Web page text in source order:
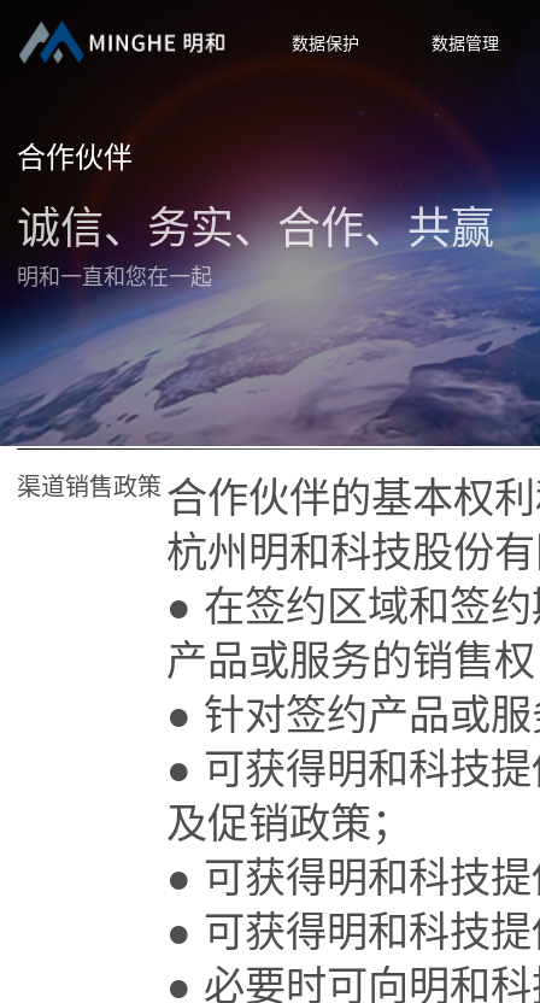
数据保护 数据管理
合作伙伴
诚信、务实、合作、共赢
明和一直和您在一起
渠道销售政策 合作伙伴的基本权
杭州明和科技股份
● 在签约区域和签
产品或服务的销售
● 针对签约产品或
● 可获得明和科技
及促销政策；
● 可获得明和科技
● 可获得明和科技
● 必要时可向明和